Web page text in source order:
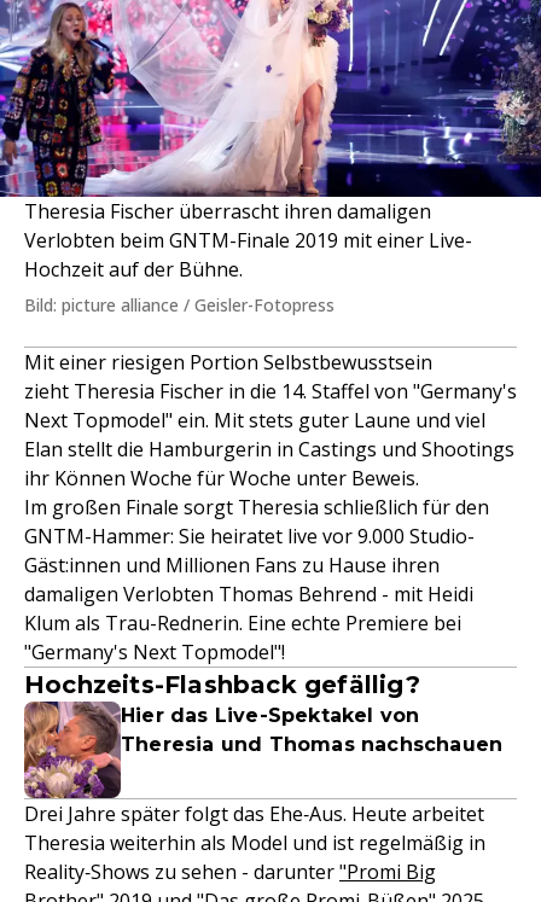
Theresia Fischer überrascht ihren damaligen
Verlobten beim GNTM-Finale 2019 mit einer Live-
Hochzeit auf der Bühne.
Bild: picture alliance / Geisler-Fotopress
Mit einer riesigen Portion Selbstbewusstsein
zieht Theresia Fischer in die 14. Staffel von "Germany's
Next Topmodel" ein. Mit stets guter Laune und viel
Elan stellt die Hamburgerin in Castings und Shootings
ihr Können Woche für Woche unter Beweis.
Im großen Finale sorgt Theresia schließlich für den
GNTM-Hammer: Sie heiratet live vor 9.000 Studio-
Gäst:innen und Millionen Fans zu Hause ihren
damaligen Verlobten Thomas Behrend - mit Heidi
Klum als Trau-Rednerin. Eine echte Premiere bei
"Germany's Next Topmodel"!
Hochzeits-Flashback gefällig?
Hier das Live-Spektakel von
Theresia und Thomas nachschauen
Drei Jahre später folgt das Ehe‑Aus. Heute arbeitet
Theresia weiterhin als Model und ist regelmäßig in
Reality‑Shows zu sehen - darunter"Promi Big